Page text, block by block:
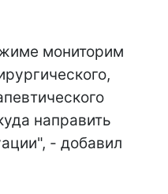
мониторим
направить
- добавил